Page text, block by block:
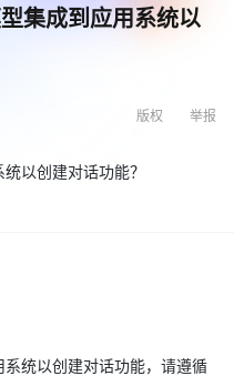
集成到应用系统以
举报
版权
以创建对话功能？
统以创建对话功能，请遵循